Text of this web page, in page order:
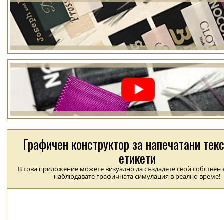
Графичен конструктор за напечатани
етикети
В това приложение можете визуално да създадете свой собствен
наблюдавате графичната симулация в реално време!